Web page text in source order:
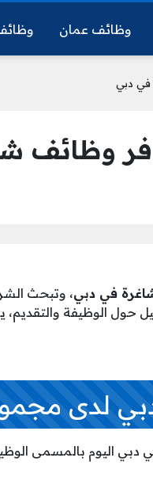
وظائف عمان
في دبي
وظائف
في دبي، وتبحث
حول الوظيفة والتقديم،
لدى
اليوم بالمسمى